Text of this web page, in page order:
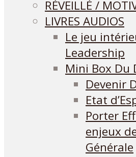
RÉVEILLÉ /
LIVRES AUDIOS
Le jeu
Leadership
Mini Box Du
Devenir
Etat
Porter
enjeux
Générale